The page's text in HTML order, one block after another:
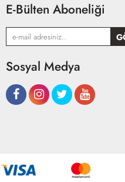
E-Bülten Aboneliği
Sosyal Medya